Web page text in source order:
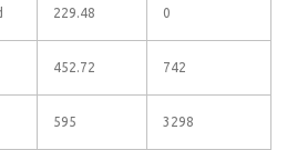
229.48 0
452.72 742
595 3298